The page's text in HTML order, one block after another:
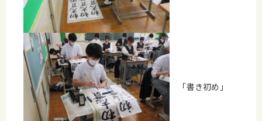
「書き初め」